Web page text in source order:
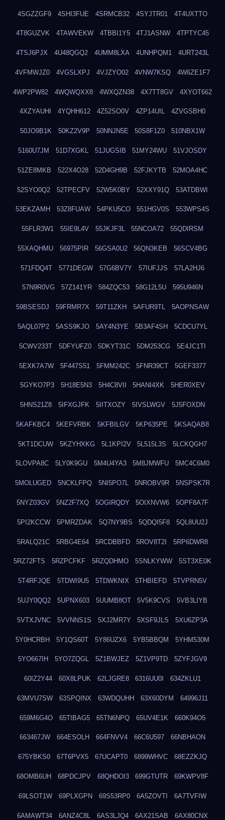
4SGZZGF9 4SHI3FUE 4SRMCB32 4SYJTR01 4T4UXTTO
4T8GUZVK 4TAWVEKW 4TBBI1Y5 4TJ1ASNW 4TPTYC45
4TSJ6PJX 4U48QGQ2 4UMM8LXA 4UNHPQM1 4URT243L
4VFMWJZ0 4VGSLXPJ 4VJZYO02 4VNW7KSQ 4W6ZE1F7
4WP2PW82 4WQWQXX8 4WXQZN38 4X7TT8GV 4XYOT662
4XZYAUHI 4YQHH612 4Z52SO0V 4ZP14UIL 4ZVGSBH0
50JO9B1K 50KZ2V9P 50NNJN5E 50S8F1Z0 510NBX1W
5160U7JM 51D7XGKL 51JUGSIB 51MY24WU 51VJOSDY
51ZE8MKB 522X4O28 52D4GH9B 52FJKYTB 52MOA4HC
52SYO0Q2 52TPECFV 52W5K0BY 52XXY91Q 53ATDBWI
53EKZAMH 53Z8FUAW 54PKU5CO 551HGV0S 553WPS4S
55FLR3W1 55IE9L4V 55JKJF3L 55NCOA72 55QDIRSM
55XAQHMU 56975PIR 56GSA0U2 56QN3KEB 56SCV4BG
571FDQ4T 5771DEGW 57G6BV7Y 57IUFJJS 57LA2HJ6
57N9R0VG 57Z141YR 584ZQC53 58G12L5U 595U946N
59BSESDJ 59FRMR7X 59T11ZKH 5AFUR9TL 5AOPNSAW
5AQL07P2 5ASS9KJO 5AY4N3YE 5B3AF4SH 5CDCU7YL
5CWV233T 5DFYUFZ0 5DKYT31C 5DM253CG 5E4JC1TI
5EXK7A7W 5F447S51 5FMM242C 5FNR39CT 5GEF3377
5GYKO7P3 5H18E5N3 5H4C8VII 5HANI4XK 5HER0XEV
5HNS21Z8 5IFXGJFK 5IITXOZY 5IVSLWGV 5J5FOXDN
5KAFKBC4 5KEFVRBK 5KFBILGV 5KP635PE 5KSAQAB8
5KT1DCUW 5KZYHXKG 5L1KPI2V 5L515L3S 5LCKQGH7
5LOVPA8C 5LY0K9GU 5M4U4YA3 5M8JMWFU 5MC4C6M0
5MOLUGED 5NCKLFPQ 5NI5PO7L 5NROBV9R 5NSPSK7R
5NYZ03GV 5NZ2F7XQ 5OGIRQDY 5OIXNVW6 5OPF8A7F
5PI2KCCW 5PMRZDAK 5Q7NY9BS 5QDQI5F8 5QL8UU2J
5RALQ21C 5RBG4E64 5RCDBBFD 5ROV8T2I 5RP6DWR8
5RZ72FTS 5RZPCFKF 5RZQDHMO 5SNLKYWW 5ST3XE0K
5T4RFJQE 5TDWI9U5 5TDWKNIX 5THBIEFD 5TVPRN5V
5UJY0QQ2 5UPNX603 5UUMB8OT 5V5K9CVS 5VB3LIYB
5VTXJVNC 5VVNNS1S 5XJ2MR7Y 5XSF9JLS 5XU6ZP3A
5Y0HCRBH 5Y1QS60T 5Y86UZX6 5YB5BBQM 5YHM530M
5YO667IH 5YO7ZQGL 5Z1BWJEZ 5Z1VP9TD 5ZYFJGV9
60IZ2Y44 60X8LPUK 62LJGRE8 6316UU0I 634ZKLU1
63MVU7SW 63SPQINX 63WDQUHH 63X60DYM 64996J11
659M6G4O 65TIBAG5 65TN6NPQ 65UV4E1K 660K94O5
663467JW 664ESOLH 664FNVV4 66C6U597 66NBHAON
675YBKS0 67T6PVX5 67UCAPT0 6899WHVC 68EZZKJQ
68OMB6UH 68PDCJPV 68QHDOI3 699GTUTR 69KWPV8F
69LSOT1W 69PLXGPN 69S53RP0 6A5ZOVTI 6A7TVFIW
6AMAWT34 6ANZ4C8L 6AS3LJQ4 6AX21SAB 6AX80CNX